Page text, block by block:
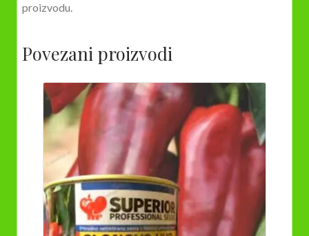
proizvodu.
Povezani proizvodi